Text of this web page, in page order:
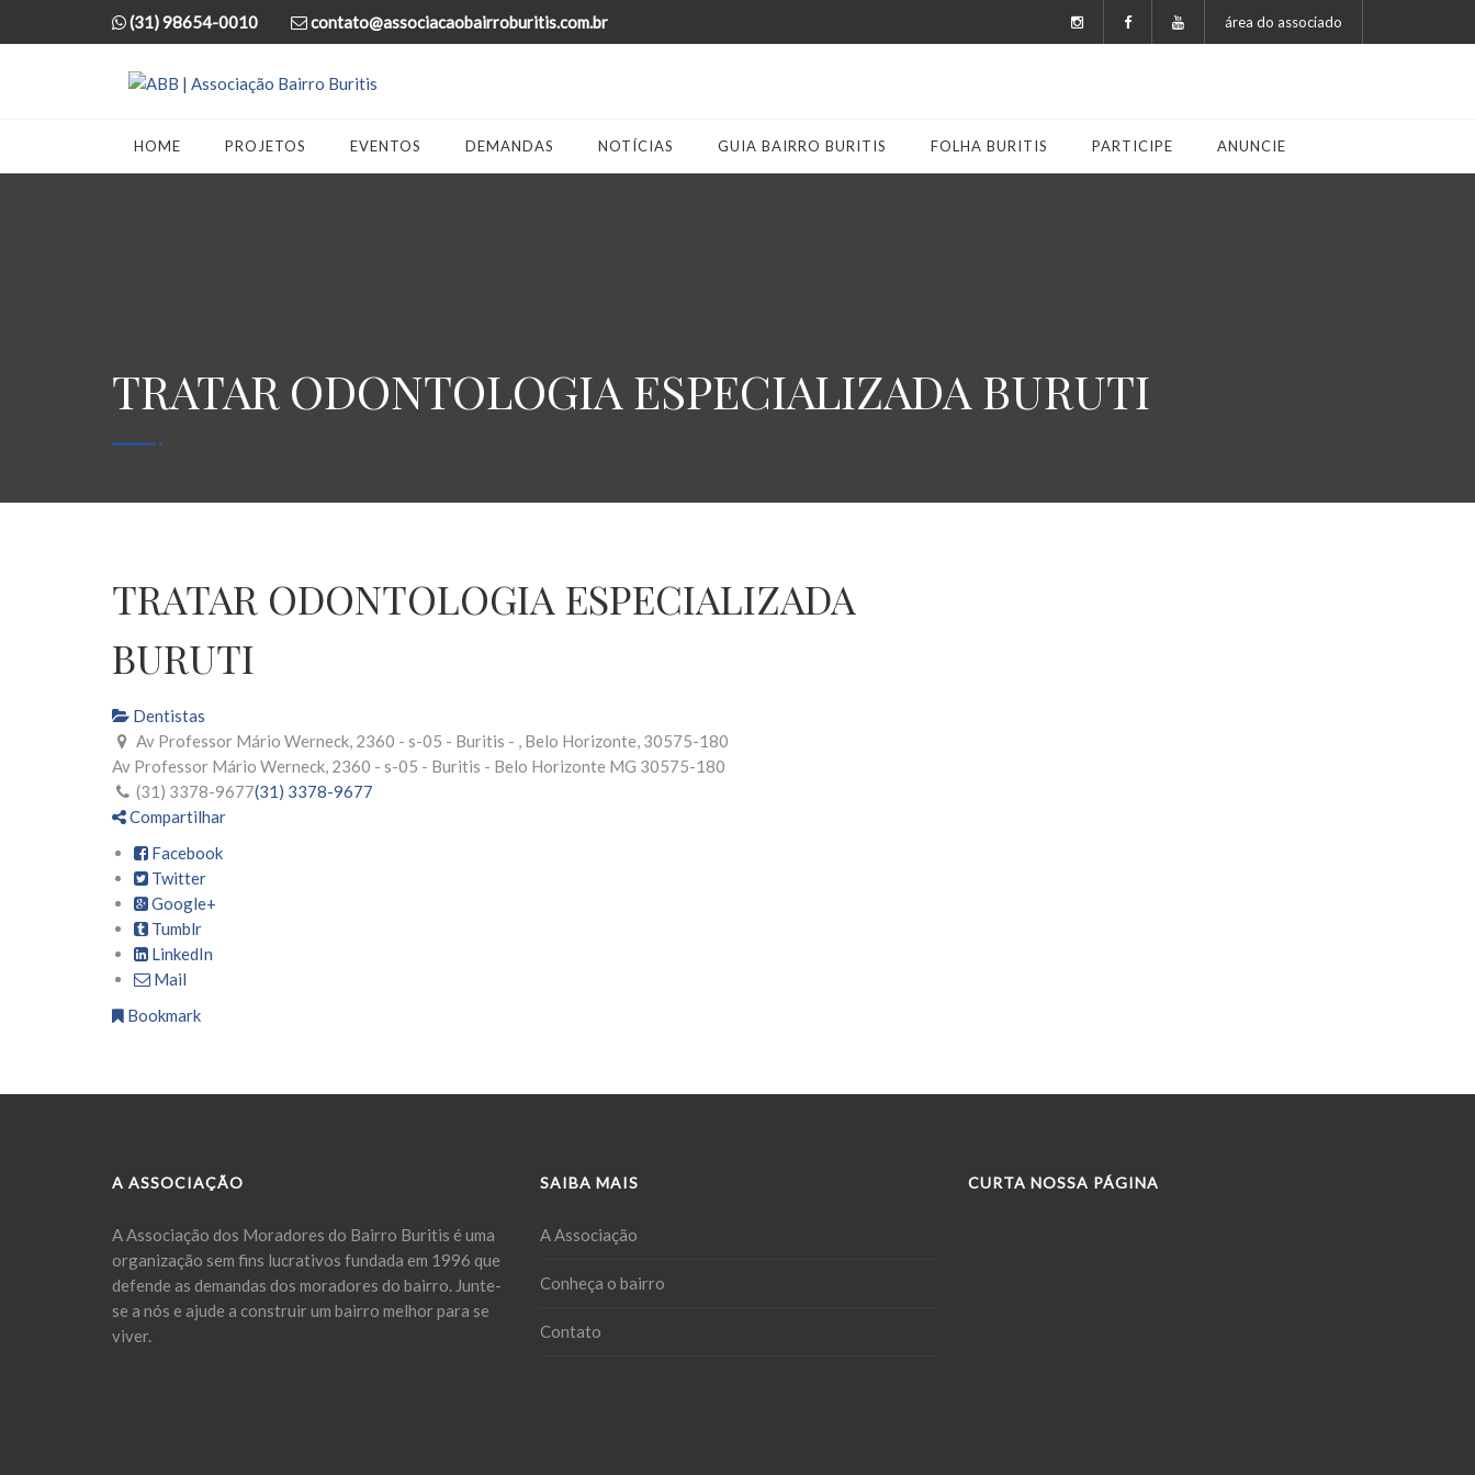
área do associado
(31) 98654-0010 contato@associacaobairroburitis.com.br
HOME PROJETOS EVENTOS DEMANDAS NOTÍCIAS GUIA BAIRRO BURITIS FOLHA BURITIS PARTICIPE ANUNCIE
TRATAR ODONTOLOGIA ESPECIALIZADA BURUTI
TRATAR ODONTOLOGIA ESPECIALIZADA
BURUTI
Dentistas
Av Professor Mário Werneck, 2360 - s-05 - Buritis - , Belo Horizonte, 30575-180
Av Professor Mário Werneck, 2360 - s-05 - Buritis - Belo Horizonte MG 30575-180
(31) 3378-9677(31) 3378-9677
Compartilhar
Facebook
Twitter
Google+
Tumblr
LinkedIn
Mail
Bookmark
A ASSOCIAÇÃO
A Associação dos Moradores do Bairro Buritis é uma
organização sem fins lucrativos fundada em 1996 que
defende as demandas dos moradores do bairro. Junte-
se a nós e ajude a construir um bairro melhor para se
viver.
SAIBA MAIS
A Associação
Conheça o bairro
Contato
CURTA NOSSA PÁGINA